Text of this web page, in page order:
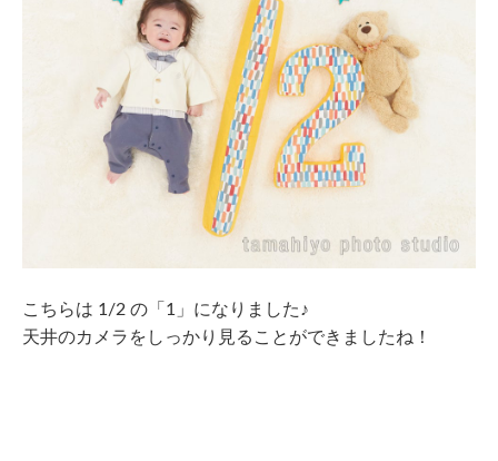
こちらは 1/2 の「1」になりました♪
天井のカメラをしっかり見ることができましたね！